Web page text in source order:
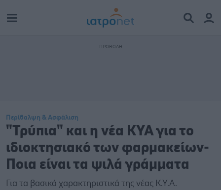
Περίθαλψη & Ασφάλιση
"Τρύπια" και η νέα ΚΥΑ για το
ιδιοκτησιακό των φαρμακείων-
Ποια είναι τα ψιλά γράμματα
Για τα βασικά χαρακτηριστικά της νέας Κ.Υ.Α.